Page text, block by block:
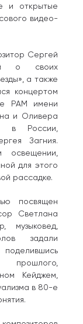
и открытые
видео-
Сергей
о своих
а также
концертом
РАМ имени
и Оливера
в России,
Загния.
освещении,
для этого
рассадке.
посвящен
Светлана
музыковед,
задали
Кейджем,
в 80-е